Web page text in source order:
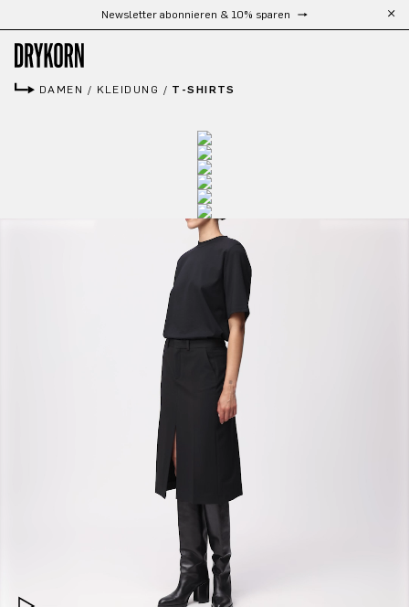
Zum Hauptinhalt springen
Kostenloser Versand ab 300 €
DAMEN / KLEIDUNG / T-SHIRTS